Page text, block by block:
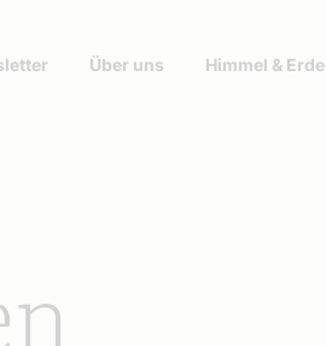
Über uns Himmel & Erde